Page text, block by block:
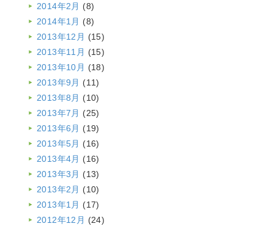
2014年2月 (8)
2014年1月 (8)
2013年12月 (15)
2013年11月 (15)
2013年10月 (18)
2013年9月 (11)
2013年8月 (10)
2013年7月 (25)
2013年6月 (19)
2013年5月 (16)
2013年4月 (16)
2013年3月 (13)
2013年2月 (10)
2013年1月 (17)
2012年12月 (24)